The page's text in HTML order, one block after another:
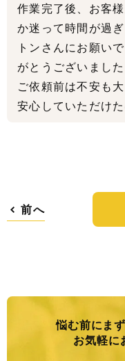
作業完了後、お客
か迷って時間が過
トンさんにお願い
がとうございまし
ご依頼前は不安も
安心していただけ
前へ
悩む前にま
お気軽に